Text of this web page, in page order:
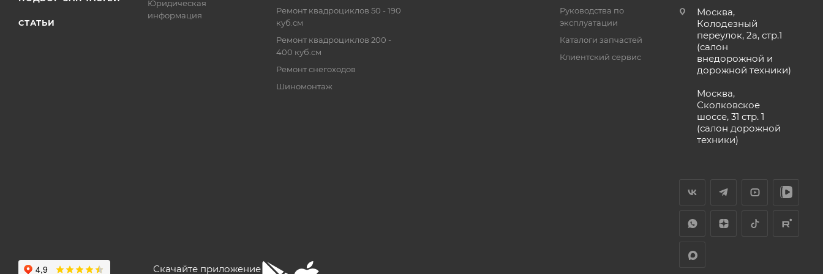
СТАТЬИ
Юридическая
информация
Ремонт квадроциклов 50 - 190
куб.см
Ремонт квадроциклов 200 -
400 куб.см
Ремонт снегоходов
Шиномонтаж
Руководства по
эксплуатации
Каталоги запчастей
Клиентский сервис
Москва,
Колодезный
переулок, 2а, стр.1
(салон
внедорожной и
дорожной техники)
Москва,
Сколковское
шоссе, 31 стр. 1
(салон дорожной
техники)
Скачайте приложение